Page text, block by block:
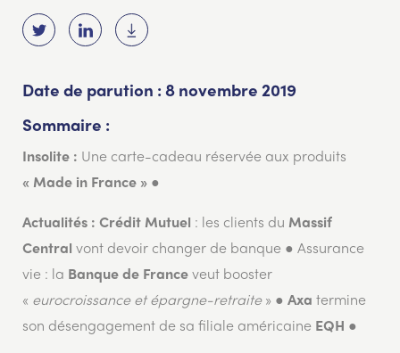
Date de parution : 8 novembre 2019
Sommaire :
Insolite : Une carte-cadeau réservée aux produits
« Made in France » ●
Actualités : Crédit Mutuel : les clients du Massif
Central vont devoir changer de banque ● Assurance
vie : la Banque de France veut booster
« eurocroissance et épargne-retraite» ● Axa termine
son désengagement de sa filiale américaine EQH ●